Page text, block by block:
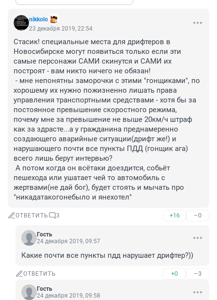
nikkolo
23 декабря 2019, 22:54
Стасик! специальные места для дрифтеров в
Новосибирске могут появиться только если эти
самые персонажи САМИ скинутся и САМИ их
построят - вам никто ничего не обязан!
- мне непонятны заморочки с этими "гонщиками", по
хорошему их нужно пожизненно лишать права
управления транспортными средствами - хотя бы за
постоянное превышение скоростного режима,
почему мне за превышение не выше 20км/ч штраф
как за здрасте...а у гражданина преднамеренно
создающего аварийные ситуации(дрифт же!) и
нарушающего почти все пункты ПДД (гонщик ага)
всего лишь берут интервью?
А потом когда он всётаки доездится, собьёт
пешехода или ушатает чей то автомобиль с
жертвами(не дай бог), будет стоять и мычать про
"никадатакогонебыло и янехотел"
ОТВЕТИТЬ 3 +16 –0
Гость
24 декабря 2019, 09:57
Какие почти все пункты пдд нарушает дрифтер?))
ОТВЕТИТЬ +0 –3
Гость
24 декабря 2019, 09:58